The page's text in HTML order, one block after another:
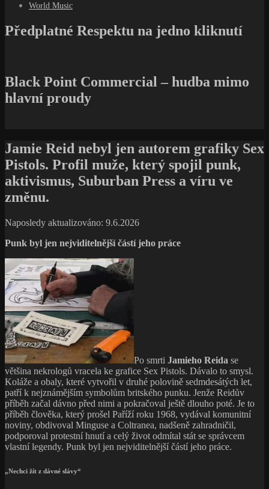
World Music
Předplatné Respektu na jedno kliknutí
Black Point Commercial – hudba mimo
hlavní proudy
Jamie Reid nebyl jen autorem grafiky Sex
Pistols. Profil muže, který spojil punk,
aktivismus, Suburban Press a víru ve
změnu.
Naposledy aktualizováno: 9.6.2026
Punk byl jen nejviditelnější částí jeho práce
Po smrti Jamieho Reida se
většina nekrologů vracela ke grafice Sex Pistols. Dávalo to smysl.
Koláže a obaly, které vytvořil v druhé polovině sedmdesátých let,
patří k nejznámějším symbolům britského punku. Jenže Reidův
příběh začal dávno před nimi a pokračoval ještě dlouho poté. Je to
příběh člověka, který prošel Paříží roku 1968, vydával komunitní
noviny, obdivoval Minguse a Coltranea, nadšeně zahradničil,
podporoval protestní hnutí a celý život odmítal stát se správcem
vlastní legendy. Punk byl jen nejviditelnější částí jeho práce.
„Nechci žít z dávné slávy“